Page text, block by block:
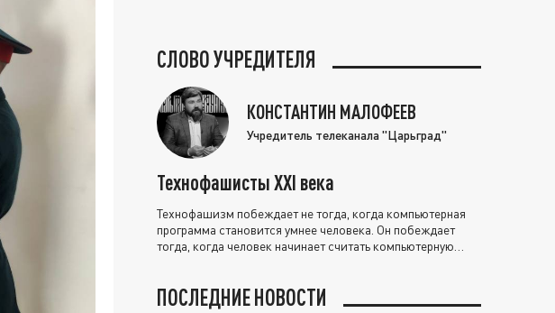
СЛОВО УЧРЕДИТЕЛЯ
КОНСТАНТИН МАЛОФЕЕВ
Учредитель телеканала "Царьград"
Технофашисты XXI века
Технофашизм побеждает не тогда, когда компьютерная
программа становится умнее человека. Он побеждает
тогда, когда человек начинает считать компьютерную
ПОСЛЕДНИЕ НОВОСТИ